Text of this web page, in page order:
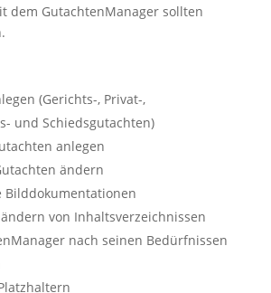
dem GutachtenManager sollten
(Gerichts-, Privat-,
und Schiedsgutachten)
anlegen
ändern
Bilddokumentationen
von Inhaltsverzeichnissen
nach seinen Bedürfnissen